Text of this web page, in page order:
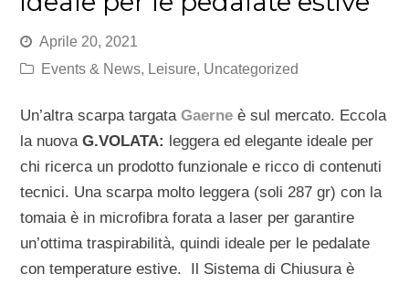
Aprile 20, 2021
Events & News, Leisure, Uncategorized
Un’altra scarpa targataGaerne è sul mercato. Eccola
la nuovaG.VOLATA: leggera ed elegante ideale per
chi ricerca un prodotto funzionale e ricco di contenuti
tecnici. Una scarpa molto leggera (soli 287 gr) con la
tomaia è in microfibra forata a laser per garantire
un’ottima traspirabilità, quindi ideale per le pedalate
con temperature estive. Il Sistema di Chiusura è